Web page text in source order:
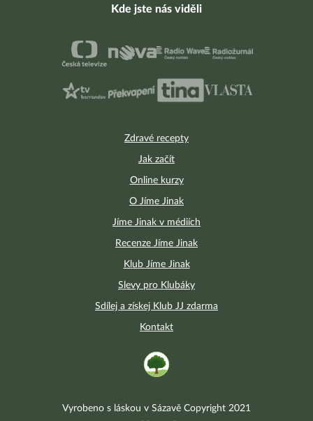
Zdravé recepty
Jak začít
Online kurzy
O Jíme Jinak
Jíme Jinak v médiích
Recenze Jíme Jinak
Klub Jíme Jinak
Slevy pro Klubáky
Sdílej a získej Klub JJ zdarma
Kontakt
Kde jste nás viděli
Vyrobeno s láskou v Sázavě Copyright 2021